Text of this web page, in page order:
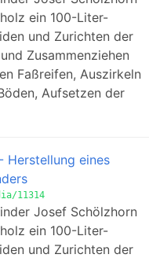
ein 100-Liter-
und Zurichten der
Zusammenziehen
Faßreifen, Auszirkeln
Aufsetzen der
Herstellung eines
11314
Josef Schölzhorn
ein 100-Liter-
und Zurichten der